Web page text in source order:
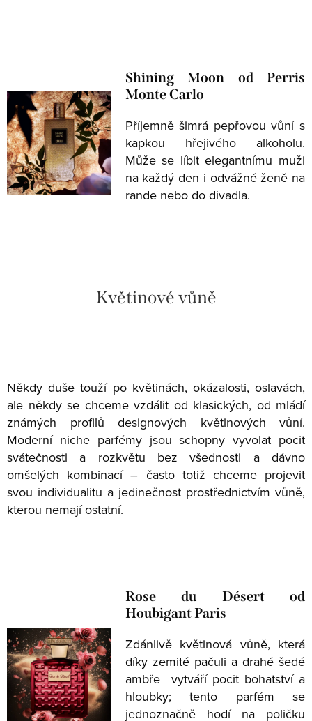
Shining Moon od Perris
Monte Carlo
Příjemně šimrá pepřovou vůní s
kapkou hřejivého alkoholu.
Může se líbit elegantnímu muži
na každý den i odvážné ženě na
rande nebo do divadla.
Květinové vůně
Někdy duše touží po květinách, okázalosti, oslavách,
ale někdy se chceme vzdálit od klasických, od mládí
známých profilů designových květinových vůní.
Moderní niche parfémy jsou schopny vyvolat pocit
svátečnosti a rozkvětu bez všednosti a dávno
omšelých kombinací – často totiž chceme projevit
svou individualitu a jedinečnost prostřednictvím vůně,
kterou nemají ostatní.
Rose du Désert od
Houbigant Paris
Zdánlivě květinová vůně, která
díky zemité pačuli a drahé šedé
ambře vytváří pocit bohatství a
hloubky; tento parfém se
jednoznačně hodí na poličku